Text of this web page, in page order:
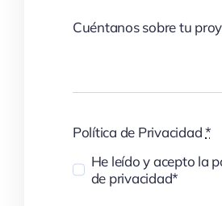
Cuéntanos sobre tu
Política de Privacidad*
He leído y acepto la
de privacidad*